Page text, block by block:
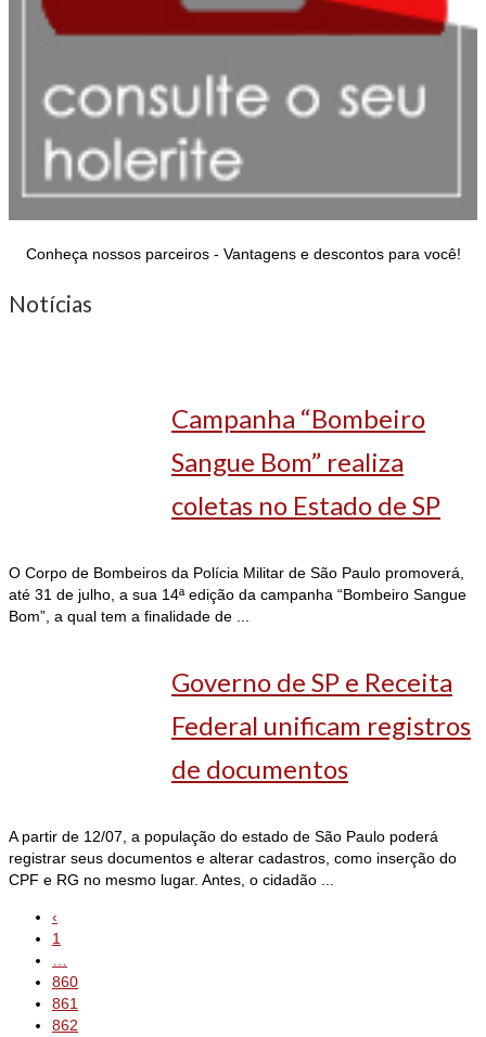
Conheça nossos parceiros - Vantagens e descontos para você!
Notícias
Campanha “Bombeiro
Sangue Bom” realiza
coletas no Estado de SP
O Corpo de Bombeiros da Polícia Militar de São Paulo promoverá,
até 31 de julho, a sua 14ª edição da campanha “Bombeiro Sangue
Bom”, a qual tem a finalidade de ...
Governo de SP e Receita
Federal unificam registros
de documentos
A partir de 12/07, a população do estado de São Paulo poderá
registrar seus documentos e alterar cadastros, como inserção do
CPF e RG no mesmo lugar. Antes, o cidadão ...
‹
1
…
860
861
862